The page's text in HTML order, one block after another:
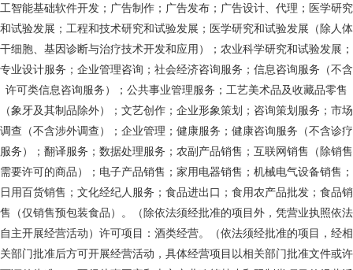
工智能基础软件开发；广告制作；广告发布；广告设计、代理；医学研究
和试验发展；工程和技术研究和试验发展；医学研究和试验发展（除人体
干细胞、基因诊断与治疗技术开发和应用）；农业科学研究和试验发展；
专业设计服务；企业管理咨询；社会经济咨询服务；信息咨询服务（不含
许可类信息咨询服务）；公共事业管理服务；工艺美术品及收藏品零售
（象牙及其制品除外）；文艺创作；企业形象策划；咨询策划服务；市场
调查（不含涉外调查）；企业管理；健康服务；健康咨询服务（不含诊疗
服务）；翻译服务；数据处理服务；农副产品销售；互联网销售（除销售
需要许可的商品）；电子产品销售；家用电器销售；机械电气设备销售；
日用百货销售；文化经纪人服务；食品进出口；食用农产品批发；食品销
售（仅销售预包装食品）。（除依法须经批准的项目外，凭营业执照依法
自主开展经营活动）许可项目：酒类经营。（依法须经批准的项目，经相
关部门批准后方可开展经营活动，具体经营项目以相关部门批准文件或许